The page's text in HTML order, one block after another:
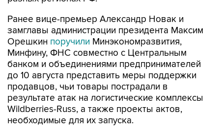
Ранее вице-премьер Александр Новак и
замглавы администрации президента Максим
Орешкин поручили Минэкономразвития,
Минфину, ФНС совместно с Центральным
банком и объединениями предпринимателей
до 10 августа представить меры поддержки
продавцов, чьи товары пострадали в
результате атак на логистические комплексы
Wildberries-Russ, а также проекты актов,
необходимые для их запуска.